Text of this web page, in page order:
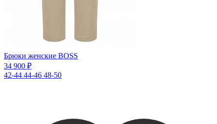
Брюки женские BOSS
34 900 ₽
42-44 44-46 48-50